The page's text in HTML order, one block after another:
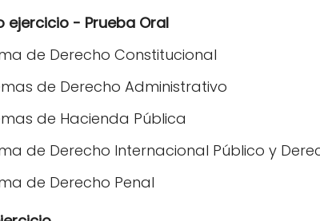
ejercicio - Prueba Oral
de Derecho Constitucional
de Derecho Administrativo
de Hacienda Pública
de Derecho Internacional Público y
de Derecho Penal